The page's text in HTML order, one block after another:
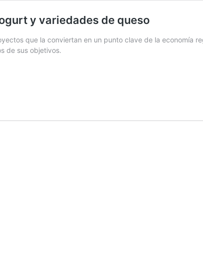
y variedades de queso
que la conviertan en un punto clave de la economía
de sus objetivos.